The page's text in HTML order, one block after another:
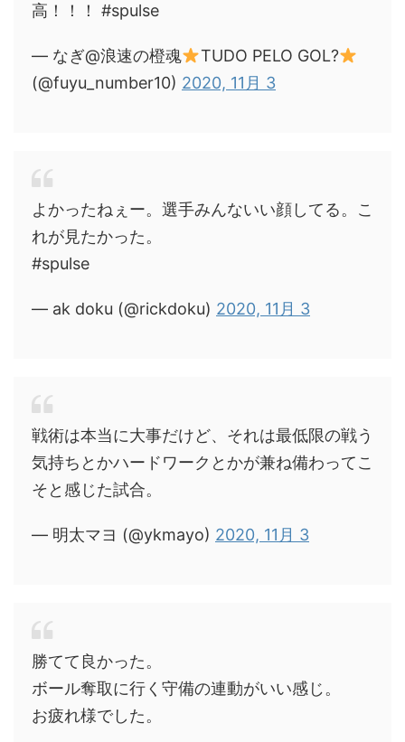
高！！！ #spulse
— なぎ@浪速の橙魂
TUDO PELO GOL?
(@fuyu_number10) 2020, 11月 3
よかったねぇー。選手みんないい顔してる。こ
れが見たかった。
#spulse
— ak doku (@rickdoku) 2020, 11月 3
戦術は本当に大事だけど、それは最低限の戦う
気持ちとかハードワークとかが兼ね備わってこ
そと感じた試合。
— 明太マヨ (@ykmayo) 2020, 11月 3
勝てて良かった。
ボール奪取に行く守備の連動がいい感じ。
お疲れ様でした。